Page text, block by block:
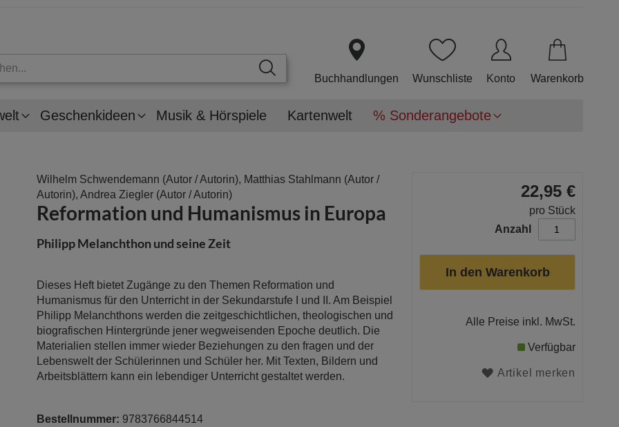
Buchhandlungen Wunschliste Konto Warenkorb
Geschenkideen Musik & Hörspiele Kartenwelt % Sonderangebote
Wilhelm Schwendemann (Autor / Autorin), Matthias Stahlmann (Autor /
Autorin), Andrea Ziegler (Autor / Autorin)
Reformation und Humanismus in Europa
Philipp Melanchthon und seine Zeit
Dieses Heft bietet Zugänge zu den Themen Reformation und
Humanismus für den Unterricht in der Sekundarstufe I und II. Am Beispiel
Philipp Melanchthons werden die zeitgeschichtlichen, theologischen und
biografischen Hintergründe jener wegweisenden Epoche deutlich. Die
Materialien stellen immer wieder Beziehungen zu den fragen und der
Lebenswelt der Schülerinnen und Schüler her. Mit Texten, Bildern und
Arbeitsblättern kann ein lebendiger Unterricht gestaltet werden.
Bestellnummer: 9783766844514
22,95 €
pro Stück
Anzahl
In den Warenkorb
Alle Preise inkl. MwSt.
Verfügbar
Artikel merken